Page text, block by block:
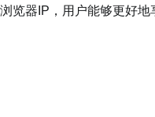
览器IP，用户能够更好